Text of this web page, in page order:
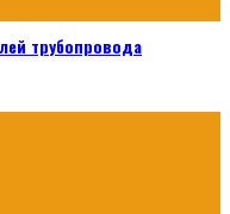
трубопровода